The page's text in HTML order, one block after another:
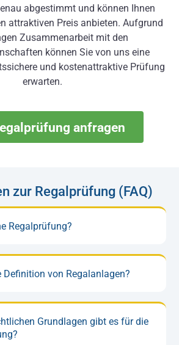
abgestimmt und können Ihnen
attraktiven Preis anbieten. Aufgrund
Zusammenarbeit mit den
können Sie von uns eine
und kostenattraktive Prüfung
erwarten.
anfragen
zur Regalprüfung (FAQ)
Regalprüfung?
Definition von Regalanlagen?
Grundlagen gibt es für die